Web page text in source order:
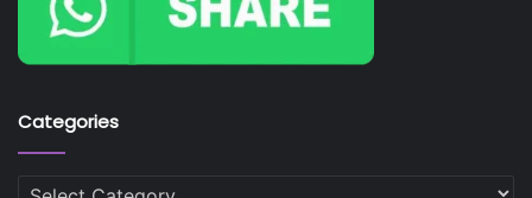
Categories
Categories